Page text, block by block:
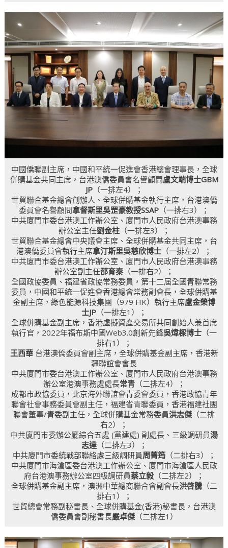
中國僑聯副主席，中國和平統一促進會香港總會理事長，全球
併購基金共同主席，台港澳僑委員會名譽顧問盧文端博士GBM
JP（一排左4）；
世貿聯合基金總會創辦人、全球併購基金執行主席，台港澳僑
委員會名譽顧問拿督斯里吳罡豪教授SSAP （一排右3）；
中共廈門市委台港澳工作辦公室、廈門市人民政府台港澳事務
辦公室主任劉金柱（一排左3）；
世貿聯合基金總會中央議會主席、全球併購基金共同主席，台
港澳僑委員會執行主席拿汀斯里吳慈欣博士 （一排左2）；
中共廈門市委台港澳工作辦公室、廈門市人民政府台港澳事務
辦公室副主任邵育秦（一排右2）；
全國政協委員、福建省政協常務委員，第十二屆全國青聯常務
委員，中國和平統一促進會香港總會常務副會長，全球併購基
金副主席，綠色能源科技集團（979 HK）執行主席盧金榮博
士JP （一排左1）；
全球併購基金副主席，香港虛擬資產交易所共同創始人兼首席
執行官，2022年福布斯中國Web3.0創新先鋒吳煒樑博士 （一
排右1）；
王西華台港澳僑委員會副主席，全球併購基金副主席，香港新
疆聯誼會會長
中共廈門市委台港澳工作辦公室、廈門市人民政府台港澳事務
辦公室港澳事務處處長常青（二排左4）；
成都市政協委員，北京海外聯誼會青委會委員，香港政協青年
聯會社會事務委員會副主任，福建省青聯委員，香港福建社團
聯會董事/青委副主任，全球併購基金常務委員洪志傑 （二排
右2）；
中共廈門市委辦公廳綜合五處 (黨建處) 副處長、三級調研員湯
志達（二排左3）；
中共廈門市委統戰部聯絡處三級調研員周菁筠（二排右3）；
中共廈門市海滄區委台港澳工作辦公室、廈門市海滄區人民政
府台港澳事務辦公室四級調研員蔡立毅 （二排左2）；
全球併購基金副主席，澳洲中華總商聯合會副會長洪啓騰（二
排右1）；
世貿總會常務副秘書長、全球併購基金(香港)秘書長，台港澳
僑委員會副秘書長嚴卓傑（二排左1）